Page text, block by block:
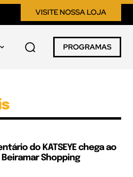
VISITE NOSSA LOJA
PROGRAMAS
do KATSEYE chega ao
Shopping